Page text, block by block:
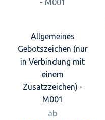
Allgemeines
Gebotszeichen (nur
in Verbindung mit
einem
Zusatzzeichen) -
M001
ab